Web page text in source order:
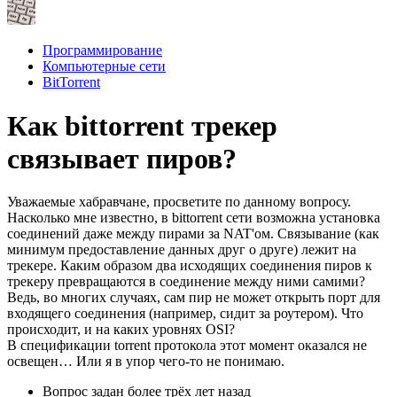
Программирование
Компьютерные сети
BitTorrent
Как bittorrent трекер
связывает пиров?
Уважаемые хабравчане, просветите по данному вопросу.
Насколько мне известно, в bittorrent сети возможна установка
соединений даже между пирами за NAT'ом. Связывание (как
минимум предоставление данных друг о друге) лежит на
трекере. Каким образом два исходящих соединения пиров к
трекеру превращаются в соединение между ними самими?
Ведь, во многих случаях, сам пир не может открыть порт для
входящего соединения (например, сидит за роутером). Что
происходит, и на каких уровнях OSI?
В спецификации torrent протокола этот момент оказался не
освещен… Или я в упор чего-то не понимаю.
Вопрос задан более трёх лет назад